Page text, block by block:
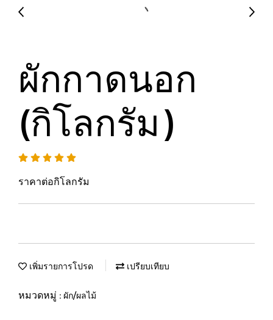
ผักกาดนอก
(กิโลกรัม)
ราคาต่อกิโลกรัม
เพิ่มรายการโปรด เปรียบเทียบ
หมวดหมู่ : ผัก/ผลไม้